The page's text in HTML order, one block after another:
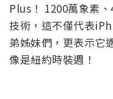
Plus！ 1200萬象素
技術，這不僅代表
弟姊妹們，更表示它
像是紐約時裝週！